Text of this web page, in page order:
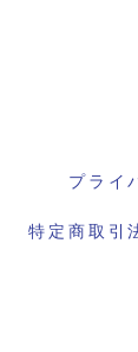
プライ
特定商取引